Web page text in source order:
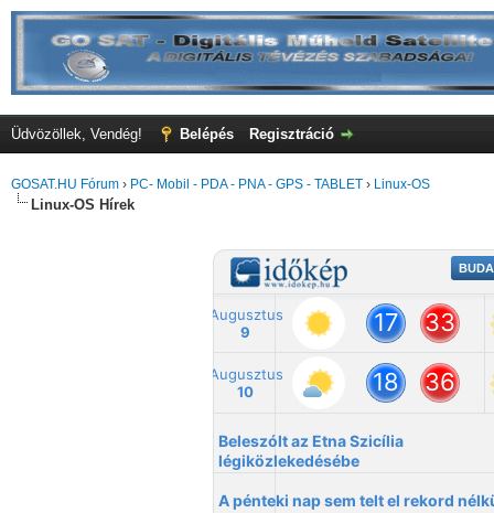
Üdvözöllek, Vendég! Belépés Regisztráció
GOSAT.HU Fórum › PC- Mobil - PDA - PNA - GPS - TABLET › Linux-OS
Linux-OS Hírek